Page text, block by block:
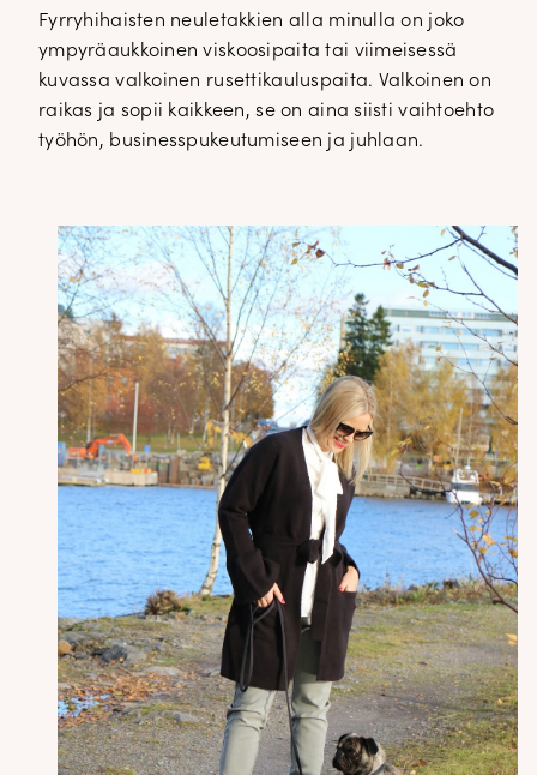
Fyrryhihaisten neuletakkien alla minulla on joko
ympyräaukkoinen viskoosipaita tai viimeisessä
kuvassa valkoinen rusettikauluspaita. Valkoinen on
raikas ja sopii kaikkeen, se on aina siisti vaihtoehto
työhön, businesspukeutumiseen ja juhlaan.